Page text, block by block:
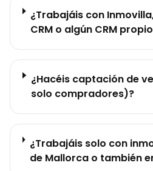
¿Trabajáis con
CRM o algún CRM
¿Hacéis captación de
solo compradores)?
¿Trabajáis solo con
de Mallorca o también